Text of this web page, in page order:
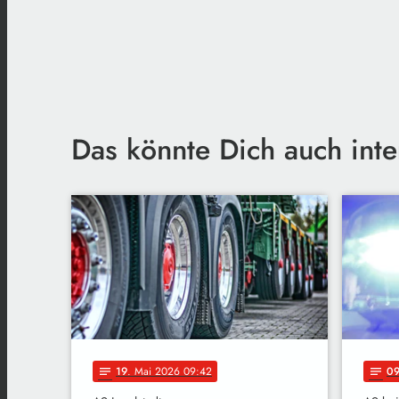
Das könnte Dich auch
notes 19. Mai 2026 09:42 notes 09